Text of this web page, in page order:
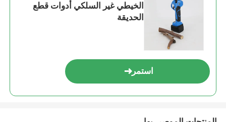
الخيطي غير السلكي أدوات قطع
الحديقة
استمر